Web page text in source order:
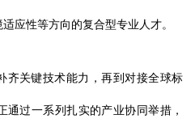
应性等方向的复合型专业人才。
齐关键技术能力，再到对接全球标
过一系列扎实的产业协同举措，